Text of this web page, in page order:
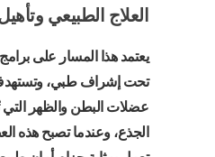
العلاج الطبيعي
يعتمد هذا المسار على
تحت إشراف طبي، وتستهدف
عضلات البطن والظهر
الجذع، وعندما تصبح هذه